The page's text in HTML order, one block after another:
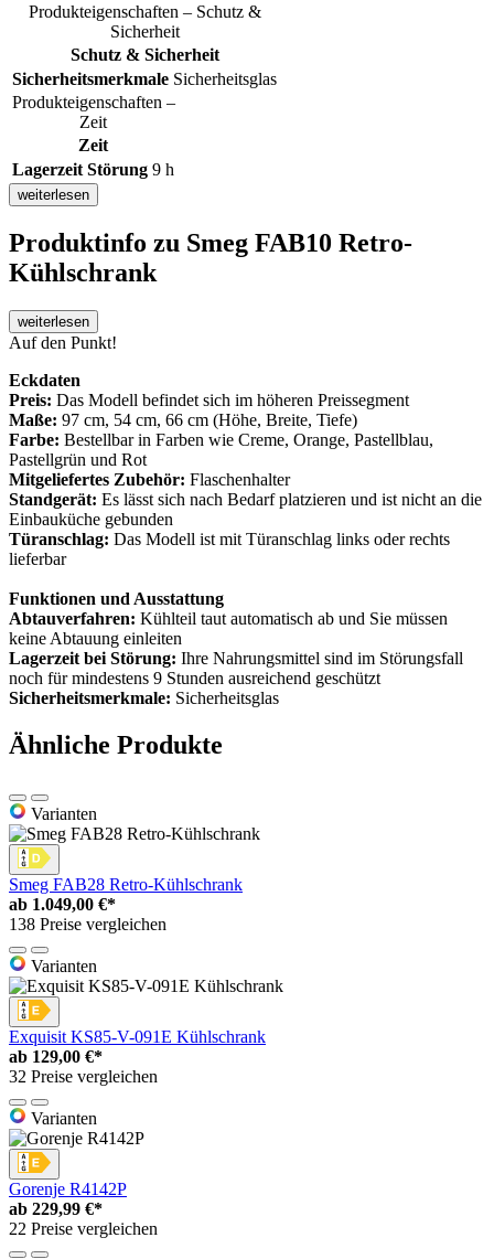
Produkteigenschaften – Schutz &
Sicherheit
Schutz & Sicherheit
Sicherheitsmerkmale Sicherheitsglas
Produkteigenschaften –
Zeit
Zeit
Lagerzeit Störung 9 h
weiterlesen
Produktinfo zu Smeg FAB10 Retro-
Kühlschrank
weiterlesen
Auf den Punkt!
Eckdaten
Preis: Das Modell befindet sich im höheren Preissegment
Maße: 97 cm, 54 cm, 66 cm (Höhe, Breite, Tiefe)
Farbe: Bestellbar in Farben wie Creme, Orange, Pastellblau,
Pastellgrün und Rot
Mitgeliefertes Zubehör: Flaschenhalter
Standgerät: Es lässt sich nach Bedarf platzieren und ist nicht an die
Einbauküche gebunden
Türanschlag: Das Modell ist mit Türanschlag links oder rechts
lieferbar
Funktionen und Ausstattung
Abtauverfahren: Kühlteil taut automatisch ab und Sie müssen
keine Abtauung einleiten
Lagerzeit bei Störung: Ihre Nahrungsmittel sind im Störungsfall
noch für mindestens 9 Stunden ausreichend geschützt
Sicherheitsmerkmale: Sicherheitsglas
Ähnliche Produkte
Varianten
Smeg FAB28 Retro-Kühlschrank
ab 1.049,00 €*
138 Preise vergleichen
Varianten
Exquisit KS85-V-091E Kühlschrank
ab 129,00 €*
32 Preise vergleichen
Varianten
Gorenje R4142P
ab 229,99 €*
22 Preise vergleichen